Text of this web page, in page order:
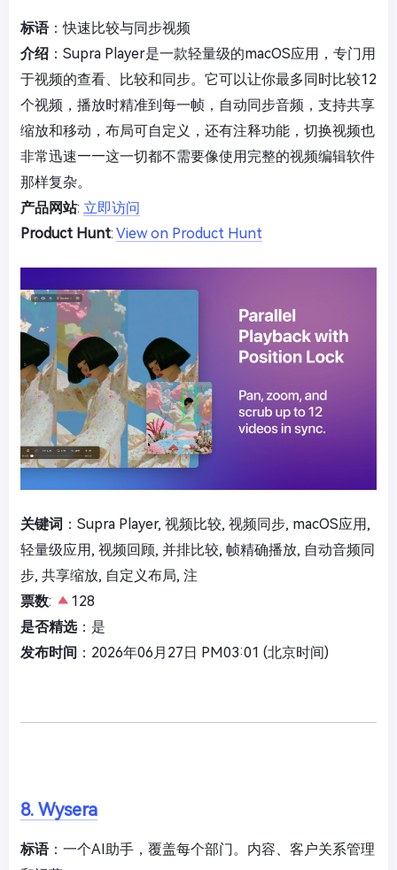
标语：快速比较与同步视频
介绍 ：Supra Player是一款轻量级的macOS应用，专门用
于视频的查看、比较和同步。它可以让你最多同时比较12
个视频，播放时精准到每一帧，自动同步音频，支持共享
缩放和移动，布局可自定义，还有注释功能，切换视频也
非常迅速——这一切都不需要像使用完整的视频编辑软件
那样复杂。
产品网站: 立即访问
Product Hunt: View on Product Hunt
关键词 ：Supra Player, 视频比较, 视频同步, macOS应用,
轻量级应用, 视频回顾, 并排比较, 帧精确播放, 自动音频同
步, 共享缩放, 自定义布局, 注
票数:
128
是否精选：是
发布时间 ：2026年06月27日 PM03:01 (北京时间)
8. Wysera
标语：一个AI助手，覆盖每个部门。内容、客户关系管理